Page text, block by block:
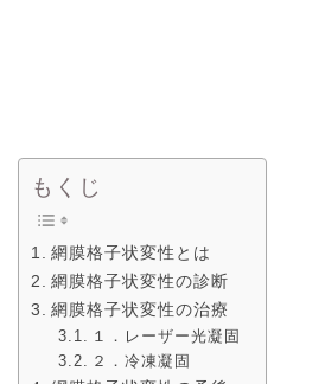
もくじ
網膜格子状変性とは
網膜格子状変性の診断
網膜格子状変性の治療
１．レーザー光凝固
２．冷凍凝固